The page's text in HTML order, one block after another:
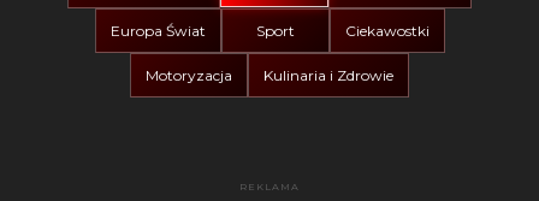
Europa Świat Sport Ciekawostki
Motoryzacja Kulinaria i Zdrowie
REKLAMA